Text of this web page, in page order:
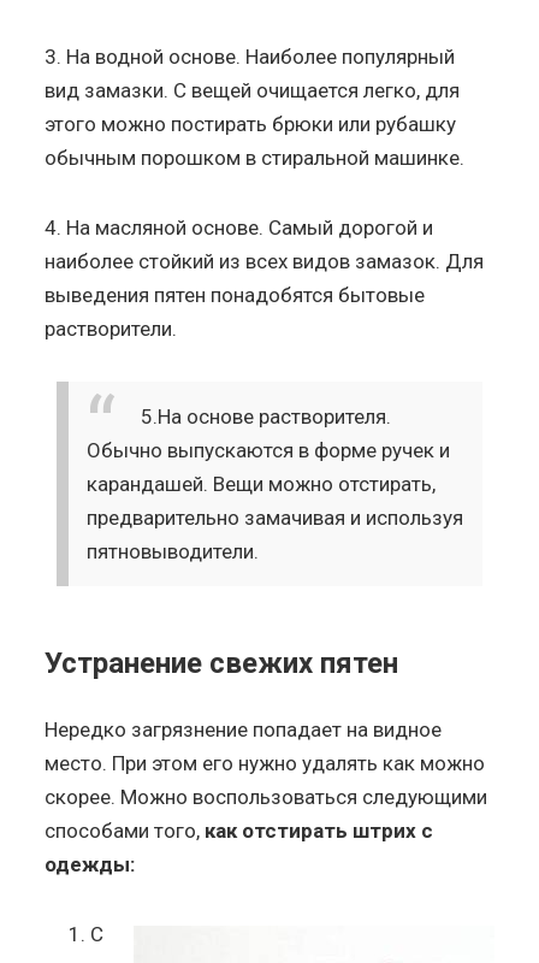
3. На водной основе. Наиболее популярный
вид замазки. С вещей очищается легко, для
этого можно постирать брюки или рубашку
обычным порошком в стиральной машинке.
4. На масляной основе. Самый дорогой и
наиболее стойкий из всех видов замазок. Для
выведения пятен понадобятся бытовые
растворители.
5.На основе растворителя.
Обычно выпускаются в форме ручек и
карандашей. Вещи можно отстирать,
предварительно замачивая и используя
пятновыводители.
Устранение свежих пятен
Нередко загрязнение попадает на видное
место. При этом его нужно удалять как можно
скорее. Можно воспользоваться следующими
способами того, как отстирать штрих с
одежды:
С